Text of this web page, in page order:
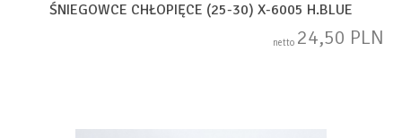
ŚNIEGOWCE CHŁOPIĘCE (25-30) X-6005 H.BLUE
netto 24,50 PLN